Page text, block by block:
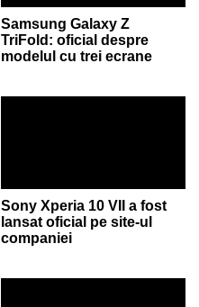
Samsung Galaxy Z
TriFold: oficial despre
modelul cu trei ecrane
Sony Xperia 10 VII a fost
lansat oficial pe site-ul
companiei